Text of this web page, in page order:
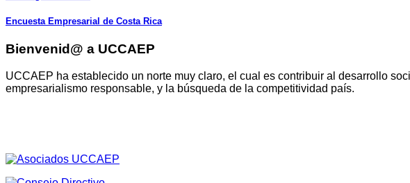
Encuesta Empresarial de Costa Rica
Bienvenid@ a UCCAEP
UCCAEP ha establecido un norte muy claro, el cual es contribuir al desarrollo
empresarialismo responsable, y la búsqueda de la competitividad país.